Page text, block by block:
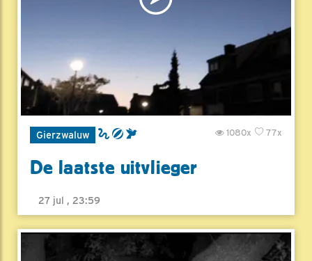
Gierzwaluw 77x
1080x
De laatste uitvlieger
27 jul , 23:59